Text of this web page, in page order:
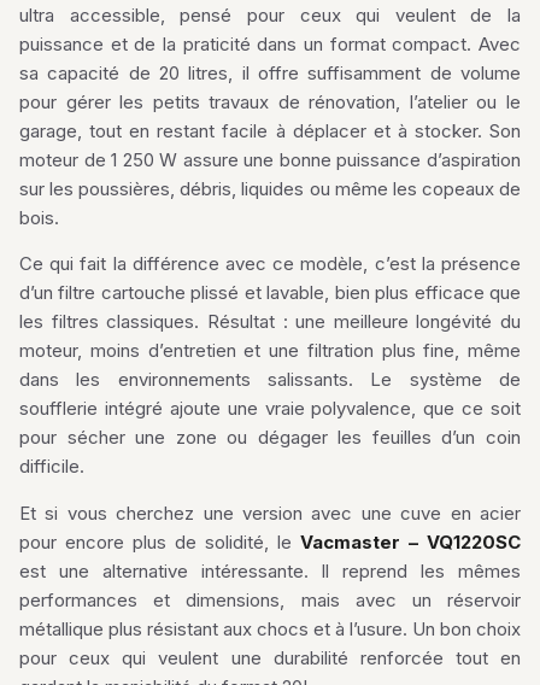
ultra accessible, pensé pour ceux qui veulent de la
puissance et de la praticité dans un format compact. Avec
sa capacité de 20 litres, il offre suffisamment de volume
pour gérer les petits travaux de rénovation, l’atelier ou le
garage, tout en restant facile à déplacer et à stocker. Son
moteur de 1 250 W assure une bonne puissance d’aspiration
sur les poussières, débris, liquides ou même les copeaux de
bois.
Ce qui fait la différence avec ce modèle, c’est la présence
d’un filtre cartouche plissé et lavable, bien plus efficace que
les filtres classiques. Résultat : une meilleure longévité du
moteur, moins d’entretien et une filtration plus fine, même
dans les environnements salissants. Le système de
soufflerie intégré ajoute une vraie polyvalence, que ce soit
pour sécher une zone ou dégager les feuilles d’un coin
difficile.
Et si vous cherchez une version avec une cuve en acier
pour encore plus de solidité, le Vacmaster – VQ1220SC
est une alternative intéressante. Il reprend les mêmes
performances et dimensions, mais avec un réservoir
métallique plus résistant aux chocs et à l’usure. Un bon choix
pour ceux qui veulent une durabilité renforcée tout en